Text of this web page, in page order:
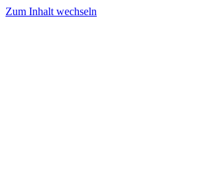
Zum Inhalt wechseln